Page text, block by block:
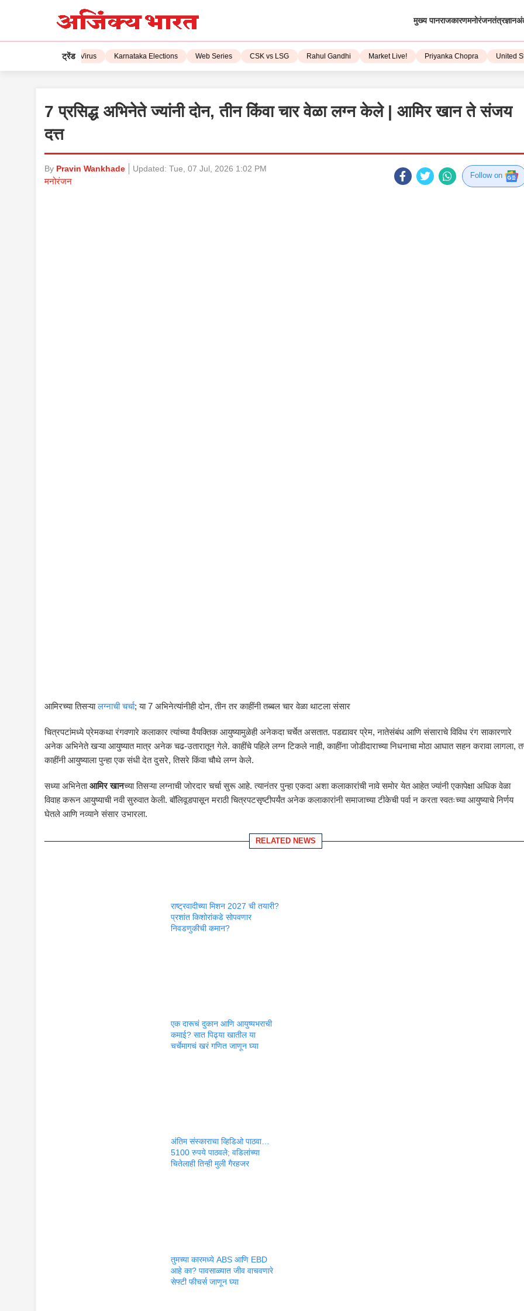
मुख्य पानराजकारणमनोरंजनतंत्रज्ञान
ट्रेंड
Corona Virus Karnataka Elections Web Series CSK vs LSG Rahul Gandhi Market Live! Priyanka Chopra United State
7 प्रसिद्ध अभिनेते ज्यांनी दोन, तीन किंवा चार वेळा लग्न केले | आमिर खान ते संजय
दत्त
By Pravin Wankhade Updated: Tue, 07 Jul, 2026 1:02 PM
मनोरंजन
Follow on
आमिरच्या तिसऱ्यालग्नाची चर्चा; या 7 अभिनेत्यांनीही दोन, तीन तर काहींनी तब्बल चार वेळा थाटला संसार
चित्रपटांमध्ये प्रेमकथा रंगवणारे कलाकार त्यांच्या वैयक्तिक आयुष्यामुळेही अनेकदा चर्चेत असतात. पडद्यावर प्रेम, नातेसंबंध आणि संसाराचे विविध रंग साकारणारे
अनेक अभिनेते खऱ्या आयुष्यात मात्र अनेक चढ-उतारातून गेले. काहींचे पहिले लग्न टिकले नाही, काहींना जोडीदाराच्या निधनाचा मोठा आघात सहन करावा लागला,
काहींनी आयुष्याला पुन्हा एक संधी देत दुसरे, तिसरे किंवा चौथे लग्न केले.
सध्या अभिनेताआमिर खानच्या तिसऱ्या लग्नाची जोरदार चर्चा सुरू आहे. त्यानंतर पुन्हा एकदा अशा कलाकारांची नावे समोर येत आहेत ज्यांनी एकापेक्षा अधिक वेळा
विवाह करून आयुष्याची नवी सुरुवात केली. बॉलिवूडपासून मराठी चित्रपटसृष्टीपर्यंत अनेक कलाकारांनी समाजाच्या टीकेची पर्वा न करता स्वतःच्या आयुष्याचे निर्णय
घेतले आणि नव्याने संसार उभारला.
RELATED NEWS
राष्ट्रवादीच्या मिशन 2027 ची तयारी?
प्रशांत किशोरांकडे सोपवणार
निवडणुकीची कमान?
एक दारूचं दुकान आणि आयुष्यभराची
कमाई? सात पिढ्या खातील या
चर्चेमागचं खरं गणित जाणून घ्या
अंतिम संस्काराचा व्हिडिओ पाठवा…
5100 रुपये पाठवले; वडिलांच्या
चितेलाही तिन्ही मुली गैरहजर
तुमच्या कारमध्ये ABS आणि EBD
आहे का? पावसाळ्यात जीव वाचवणारे
सेफ्टी फीचर्स जाणून घ्या